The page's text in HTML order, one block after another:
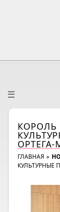
☰
ГЛАВНАЯ »
КУЛЬТУРНЫЕ